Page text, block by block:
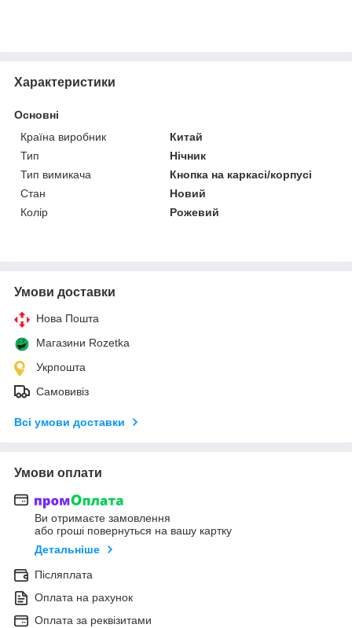
Характеристики
Основні
Країна виробник
Китай
Тип
Нічник
Тип вимикача
Кнопка на каркасі/корпусі
Стан
Новий
Колір
Рожевий
Умови доставки
Нова Пошта
Магазини Rozetka
Укрпошта
Самовивіз
Всі умови доставки
Умови оплати
Ви отримаєте замовлення
або гроші повернуться на вашу картку
Детальніше
Післяплата
Оплата на рахунок
Оплата за реквізитами